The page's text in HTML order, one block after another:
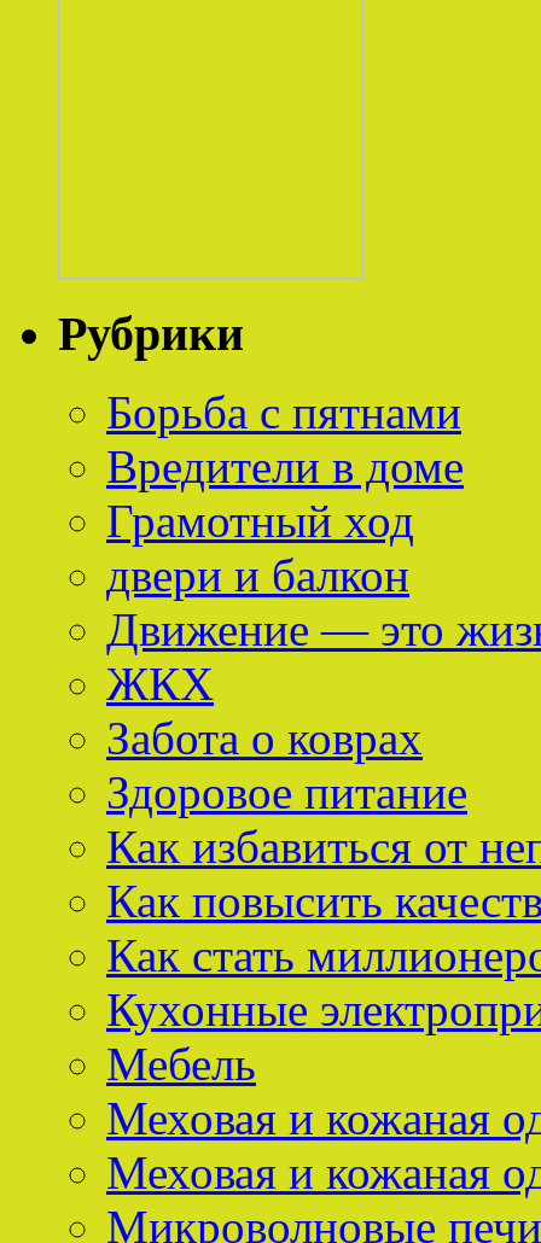
Рубрики
Борьба с пятнами
Вредители в доме
Грамотный ход
двери и балкон
Движение — это
ЖКХ
Забота о коврах
Здоровое питание
Как избавиться от
Как повысить
Как стать
Кухонные
Мебель
Меховая и кожаная
Меховая и кожаная
Микроволновые печи